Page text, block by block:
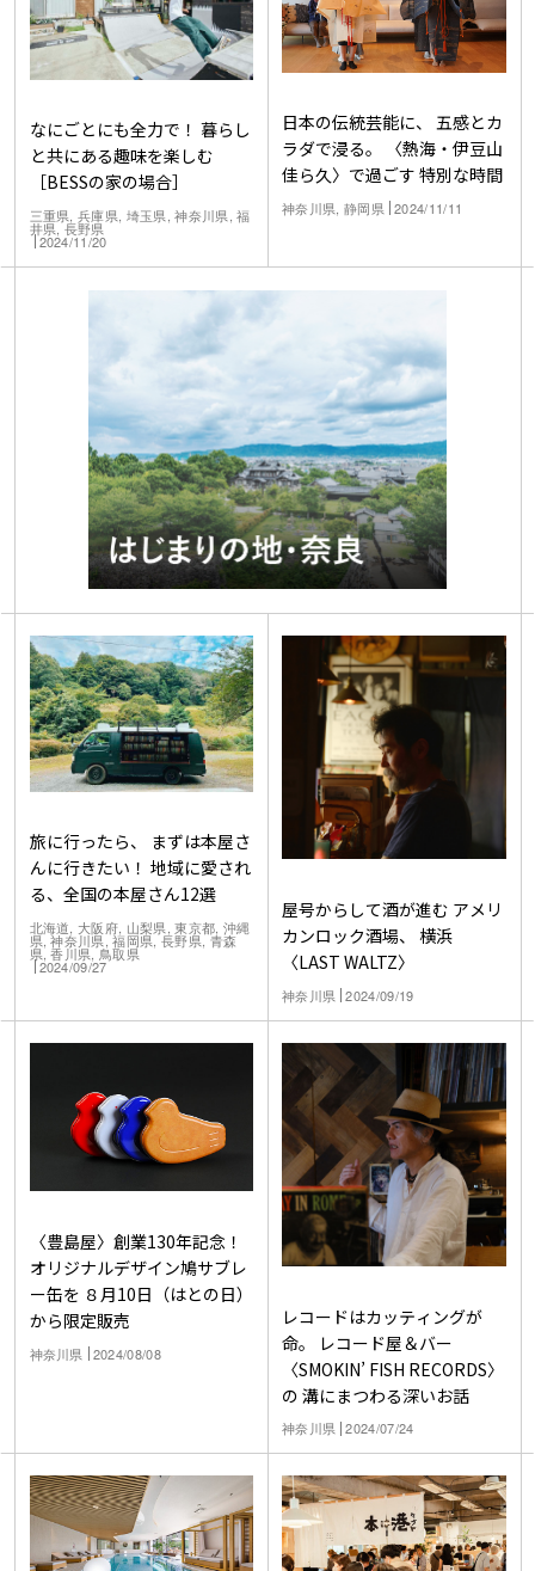
なにごとにも全力で！ 暮らし
と共にある趣味を楽しむ
［BESSの家の場合］
三重県, 兵庫県, 埼玉県, 神奈川県, 福
井県, 長野県
2024/11/20
日本の伝統芸能に、 五感とカ
ラダで浸る。 〈熱海・伊豆山
佳ら久〉で過ごす 特別な時間
神奈川県, 静岡県 2024/11/11
旅に行ったら、 まずは本屋さ
んに行きたい！ 地域に愛され
る、全国の本屋さん12選
北海道, 大阪府, 山梨県, 東京都, 沖縄
県, 神奈川県, 福岡県, 長野県, 青森
県, 香川県, 鳥取県
2024/09/27
屋号からして酒が進む アメリ
カンロック酒場、 横浜
〈LAST WALTZ〉
神奈川県 2024/09/19
〈豊島屋〉創業130年記念！
オリジナルデザイン鳩サブレ
ー缶を ８月10日（はとの日）
から限定販売
神奈川県 2024/08/08
レコードはカッティングが
命。 レコード屋＆バー
〈SMOKIN’ FISH RECORDS〉
の 溝にまつわる深いお話
神奈川県 2024/07/24